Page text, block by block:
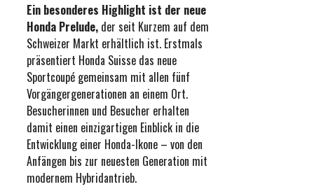
Ein besonderes Highlight ist der neue
Honda Prelude, der seit Kurzem auf dem
Schweizer Markt erhältlich ist. Erstmals
präsentiert Honda Suisse das neue
Sportcoupé gemeinsam mit allen fünf
Vorgängergenerationen an einem Ort.
Besucherinnen und Besucher erhalten
damit einen einzigartigen Einblick in die
Entwicklung einer Honda-Ikone – von den
Anfängen bis zur neuesten Generation mit
modernem Hybridantrieb.